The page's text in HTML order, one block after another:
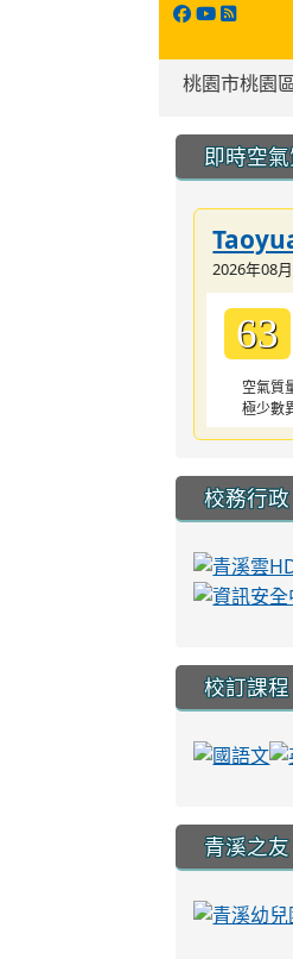
桃園市桃園
::: 即時空
2026年08
63
空氣質
極少數
校務行政
校訂課程
青溪之友